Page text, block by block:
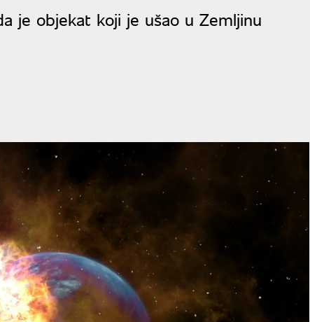
je objekat koji je ušao u Zemljinu